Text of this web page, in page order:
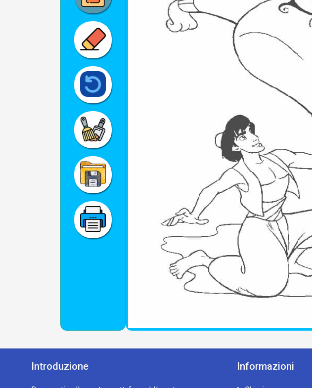
Introduzione Informazioni